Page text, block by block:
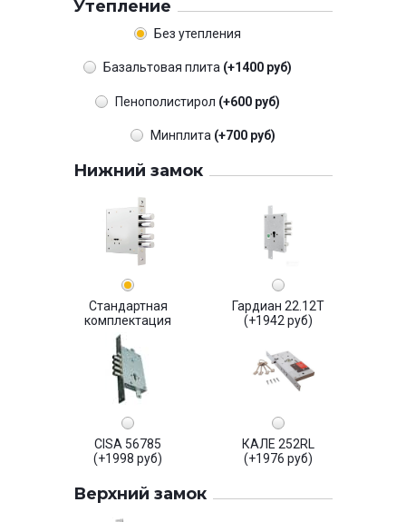
Утепление
Без утепления
Базальтовая плита (+1400 руб)
Пенополистирол (+600 руб)
Минплита (+700 руб)
Нижний замок
Стандартная
комплектация
Гардиан 22.12Т
(+1942 руб)
CISA 56785
(+1998 руб)
КАЛЕ 252RL
(+1976 руб)
Верхний замок